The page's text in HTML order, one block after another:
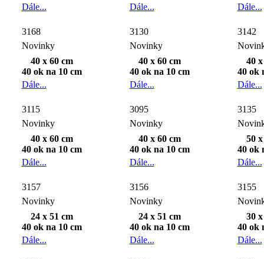
Dále...
Dále...
Dále...
3168
Novinky
40 x 60 cm
40 ok na 10 cm
Dále...
3130
Novinky
40 x 60 cm
40 ok na 10 cm
Dále...
3142
40
40 ok
Dále...
3115
Novinky
40 x 60 cm
40 ok na 10 cm
Dále...
3095
Novinky
40 x 60 cm
40 ok na 10 cm
Dále...
3135
50
40 ok
Dále...
3157
Novinky
24 x 51 cm
40 ok na 10 cm
Dále...
3156
Novinky
24 x 51 cm
40 ok na 10 cm
Dále...
3155
30
40 ok
Dále...